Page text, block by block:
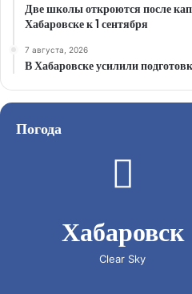
Две школы откроются после
Хабаровске к 1 сентября
7 августа, 2026
В Хабаровске усилили
Погода
Хабаровск
Clear Sky